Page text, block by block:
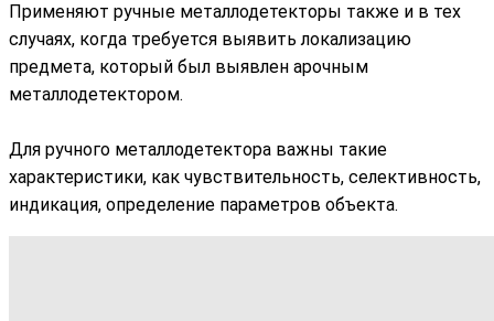
Применяют ручные металлодетекторы также и в тех
случаях, когда требуется выявить локализацию
предмета, который был выявлен арочным
металлодетектором.
Для ручного металлодетектора важны такие
характеристики, как чувствительность, селективность,
индикация, определение параметров объекта.